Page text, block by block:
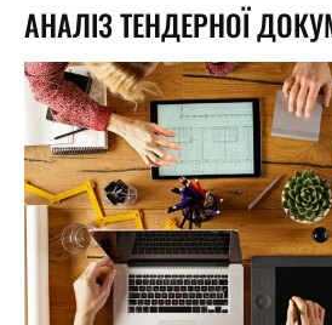
АНАЛІЗ ТЕНДЕРНОЇ